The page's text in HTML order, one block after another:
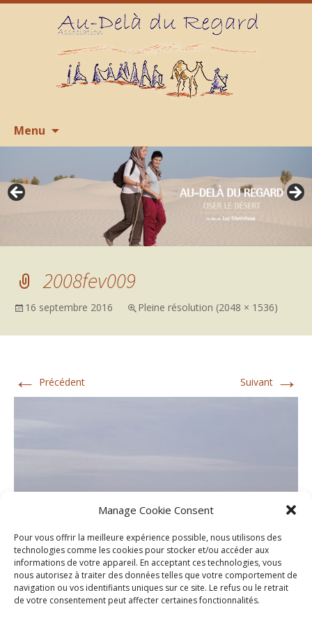
Manage Cookie Consent
Pour vous offrir la meilleure expérience possible, nous utilisons des
technologies comme les cookies pour stocker et/ou accéder aux
informations de votre appareil. En acceptant ces technologies, vous
nous autorisez à traiter des données telles que votre comportement de
navigation ou vos identifiants uniques sur ce site. Le refus ou le retrait
de votre consentement peut affecter certaines fonctionnalités.
Menu
contenu
2008fev009
16 septembre 2016 Pleine résolution (2048 × 1536)
← Précédent Suivant →